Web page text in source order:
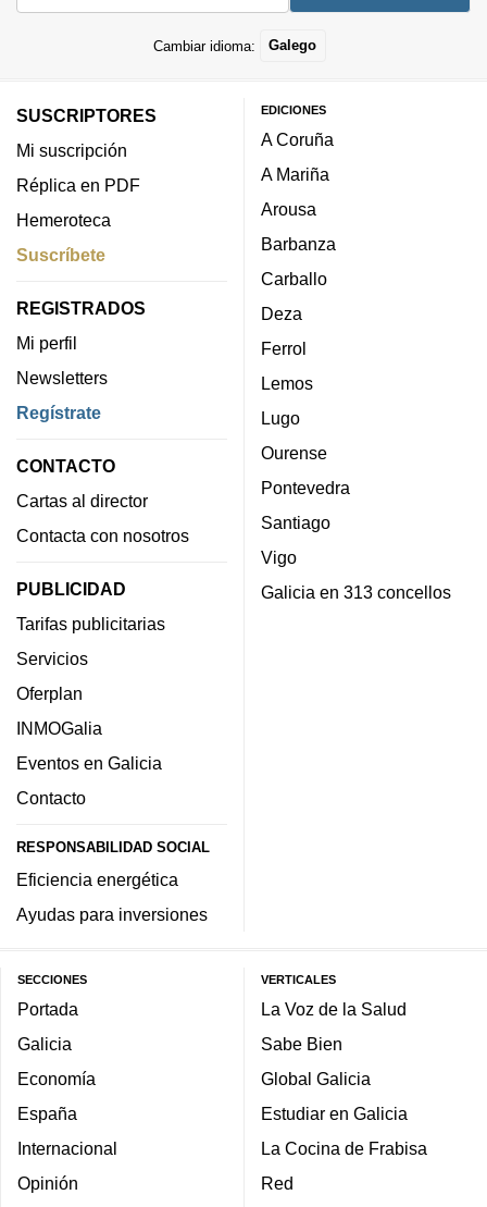
Cambiar idioma: Galego
SUSCRIPTORES
Mi suscripción
Réplica en PDF
Hemeroteca
Suscríbete
REGISTRADOS
Mi perfil
Newsletters
Regístrate
CONTACTO
Cartas al director
Contacta con nosotros
PUBLICIDAD
Tarifas publicitarias
Servicios
Oferplan
INMOGalia
Eventos en Galicia
Contacto
RESPONSABILIDAD SOCIAL
Eficiencia energética
Ayudas para inversiones
EDICIONES
A Coruña
A Mariña
Arousa
Barbanza
Carballo
Deza
Ferrol
Lemos
Lugo
Ourense
Pontevedra
Santiago
Vigo
Galicia en 313 concellos
SECCIONES
Portada
Galicia
Economía
España
Internacional
Opinión
VERTICALES
La Voz de la Salud
Sabe Bien
Global Galicia
Estudiar en Galicia
La Cocina de Frabisa
Red